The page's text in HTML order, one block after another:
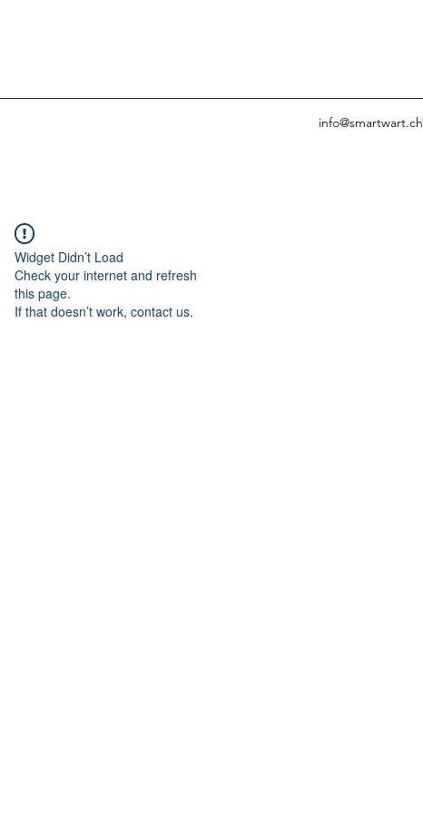
info@smartwart.ch
Widget Didn’t Load
Check your internet and refresh
this page.
If that doesn’t work, contact us.